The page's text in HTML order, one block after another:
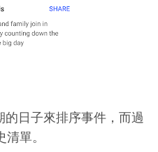
的日子來排序事件，而過
單。